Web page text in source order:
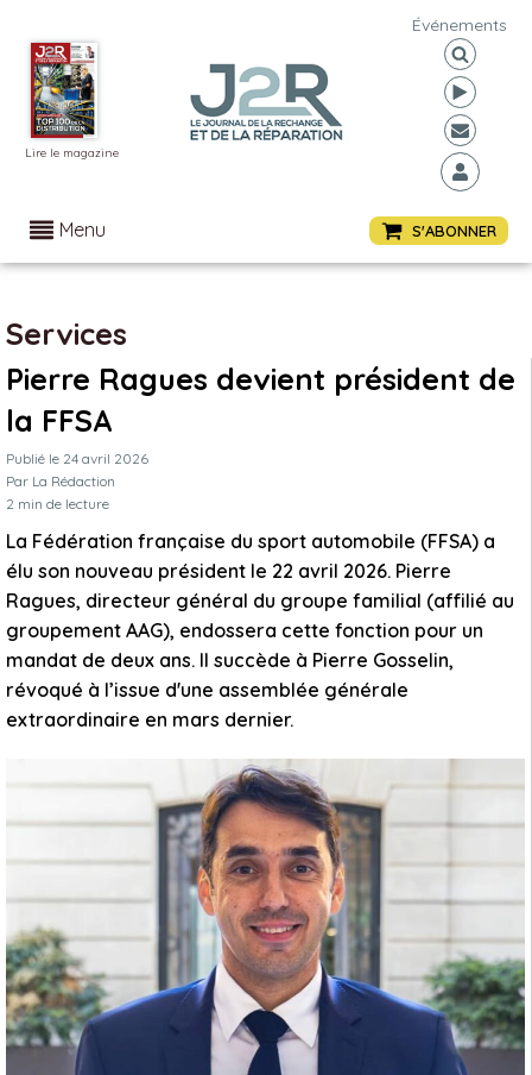
Lire le magazine
Événements
Menu S'ABONNER
Services
Pierre Ragues devient président de
la FFSA
Publié le 24 avril 2026
Par La Rédaction
2 min de lecture
La Fédération française du sport automobile (FFSA) a
élu son nouveau président le 22 avril 2026. Pierre
Ragues, directeur général du groupe familial (affilié au
groupement AAG), endossera cette fonction pour un
mandat de deux ans. Il succède à Pierre Gosselin,
révoqué à l’issue d'une assemblée générale
extraordinaire en mars dernier.